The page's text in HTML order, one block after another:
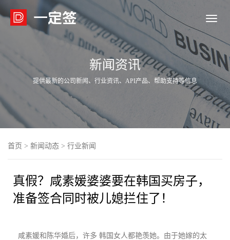

新闻资讯
提供最新的公司新闻、行业资讯、API产品、帮助支持等信息
首页 > 新闻动态 > 行业新闻
真假？咸素媛婆婆要在韩国买房子，
准备签合同时被儿媳拦住了！
咸素媛和陈华婚后，许多 韩国女人都艳羡她。由于她嫁的太